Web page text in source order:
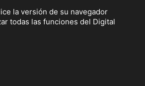
la versión de su navegador
todas las funciones del Digital